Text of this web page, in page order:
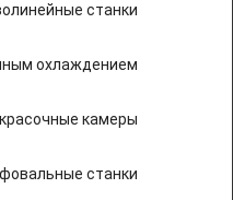
станки
охлаждением
камеры
станки